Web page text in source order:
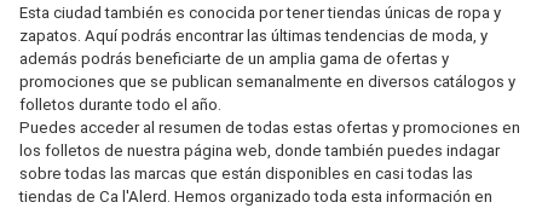
Esta ciudad también es conocida por tener tiendas únicas de ropa y
zapatos. Aquí podrás encontrar las últimas tendencias de moda, y
además podrás beneficiarte de un amplia gama de ofertas y
promociones que se publican semanalmente en diversos catálogos y
folletos durante todo el año.
Puedes acceder al resumen de todas estas ofertas y promociones en
los folletos de nuestra página web, donde también puedes indagar
sobre todas las marcas que están disponibles en casi todas las
tiendas de Ca l'Alerd. Hemos organizado toda esta información en